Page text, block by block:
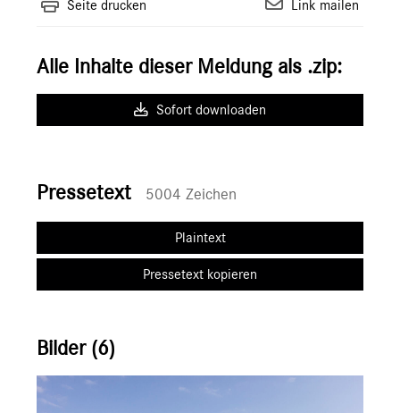
Seite drucken Link mailen
Alle Inhalte dieser Meldung als .zip:
Sofort downloaden
Pressetext 5004 Zeichen
Plaintext
Pressetext kopieren
Bilder (6)